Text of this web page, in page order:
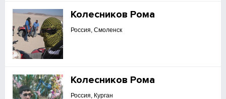
Колесников Рома
Россия, Смоленск
Колесников Рома
Россия, Курган